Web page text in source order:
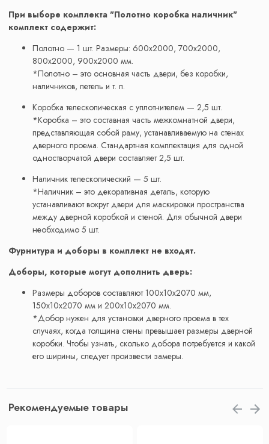
При выборе комплекта "Полотно коробка наличник"
комплект содержит:
Полотно — 1 шт. Размеры: 600x2000, 700x2000,
800x2000, 900x2000 мм.
*Полотно – это основная часть двери, без коробки,
наличников, петель и т. п.
Коробка телескопическая с уплотнителем — 2,5 шт.
*Коробка – это составная часть межкомнатной двери,
представляющая собой раму, устанавливаемую на стенах
дверного проема. Стандартная комплектация для одной
одностворчатой двери составляет 2,5 шт.
Наличник телескопический — 5 шт.
*Наличник – это декоративная деталь, которую
устанавливают вокруг двери для маскировки пространства
между дверной коробкой и стеной. Для обычной двери
необходимо 5 шт.
Фурнитура и доборы в комплект не входят.
Доборы, которые могут дополнить дверь:
Размеры доборов составляют 100x10x2070 мм,
150x10x2070 мм и 200x10x2070 мм.
*Добор нужен для установки дверного проема в тех
случаях, когда толщина стены превышает размеры дверной
коробки. Чтобы узнать, сколько добора потребуется и какой
его ширины, следует произвести замеры.
Рекомендуемые товары